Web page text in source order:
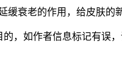
老的作用，给皮肤的
如作者信息标记有误